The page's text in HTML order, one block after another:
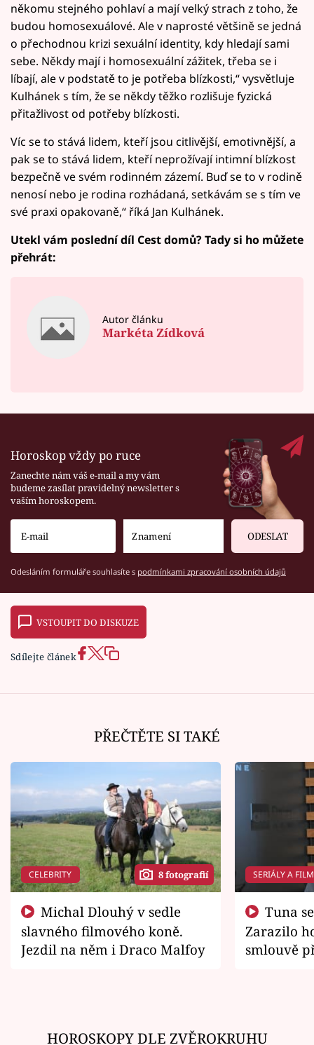
někomu stejného pohlaví a mají velký strach z toho, že
budou homosexuálové. Ale v naprosté většině se jedná
o přechodnou krizi sexuální identity, kdy hledají sami
sebe. Někdy mají i homosexuální zážitek, třeba se i
líbají, ale v podstatě to je potřeba blízkosti,“ vysvětluje
Kulhánek s tím, že se někdy těžko rozlišuje fyzická
přitažlivost od potřeby blízkosti.
Víc se to stává lidem, kteří jsou citlivější, emotivnější, a
pak se to stává lidem, kteří neprožívají intimní blízkost
bezpečně ve svém rodinném zázemí. Buď se to v rodině
nenosí nebo je rodina rozhádaná, setkávám se s tím ve
své praxi opakovaně,“ říká Jan Kulhánek.
Utekl vám poslední díl Cest domů? Tady si ho můžete
přehrát:
Autor článku
Markéta Zídková
Horoskop vždy po ruce
Zanechte nám váš e-mail a my vám
budeme zasílat pravidelný newsletter s
vaším horoskopem.
ODESLAT
Odesláním formuláře souhlasíte s podmínkami zpracování osobních údajů
VSTOUPIT DO DISKUZE
Sdílejte článek
PŘEČTĚTE SI TAKÉ
CELEBRITY 8 fotografií
slavného filmového koně.
Jezdil na něm i Draco Malfoy
SERIÁLY A
Zarazilo
smlouvě
HOROSKOPY DLE ZVĚROKRUHU